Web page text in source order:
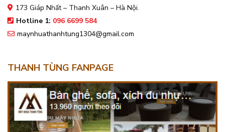
173 Giáp Nhất – Thanh Xuân – Hà Nội.
Hotline 1: 096 6699 584
maynhuathanhtung1304@gmail.com
THANH TÙNG FANPAGE